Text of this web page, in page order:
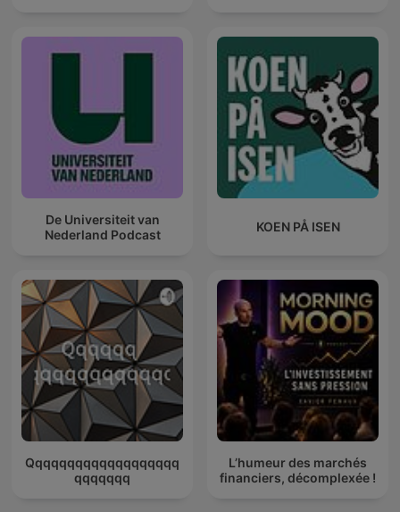
De Universiteit van
Nederland Podcast
KOEN PÅ ISEN
Qqqqqqqqqqqqqqqqqqq
qqqqqqq
L’humeur des marchés
financiers, décomplexée !